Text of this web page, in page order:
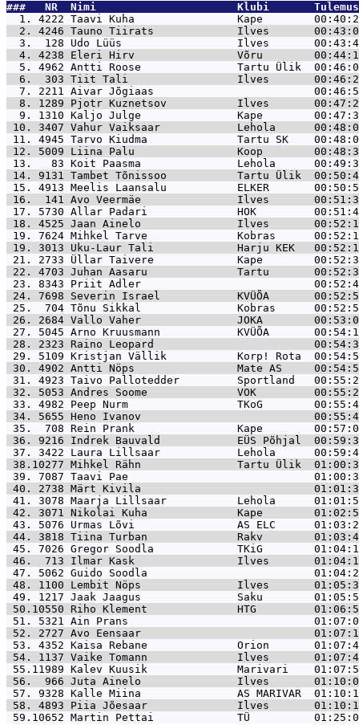
###   NR  Nimi                      Klubi
  1. 4222
Taavi Kuha                Kape
  2. 4246
Tauno Tiirats             Ilves
  3.  128
Udo Lüüs                  Ilves
  4. 4238
Eleri Hirv                Võru
  5. 4962
Antti Roose               Tartu Ülik
  6.  303
Tiit Tali                 Ilves
  7. 2211
Aivar Jõgiaas
  8. 1289
Pjotr Kuznetsov           Ilves
  9. 1310
Kaljo Julge               Kape
10. 3407 Vahur Vaiksaar            Lehola
11. 4945 Tarvo Kiudma              Tartu SK
12. 5009 Liina Palu                Koop
13.   83 Koit Paasma               Lehola
14. 9131 Tambet Tõnissoo           Tartu Ülik
15. 4913 Meelis Laansalu           ELKER
16.  141 Avo Veermäe               Ilves
17. 5730 Allar Padari              HOK
18. 4525 Jaan Ainelo               Ilves
19. 7624 Mihkel Tarve              Kobras
19. 3013 Uku-Laur Tali             Harju KEK
21. 2733 Üllar Taivere             Kape
22. 4703 Juhan Aasaru              Tartu
23. 8343 Priit Adler
24. 7698 Severin Israel            KVÜÕA
25.  704 Tõnu Sikkal               Kobras
26. 2684 Vallo Vaher               JOKA
27. 5045 Arno Kruusmann            KVÜÕA
28. 2323 Raino Leopard
29. 5109 Kristjan Vällik           Korp! Rota
30. 4902 Antti Nöps                Mate AS
31. 4923 Taivo Pallotedder         Sportland
32. 5053 Andres Soome              VOK
33. 4982 Peep Nurm                 TKoG
34. 5655 Heno Ivanov
35.  708 Rein Prank                Kape
36. 9216 Indrek Bauvald            EÜS Põhjal
37. 3422 Laura Lillsaar            Lehola
38.10277 Mihkel Rähn               Tartu Ülik
39. 7087 Taavi Pae
40. 2738 Märt Kivila
41. 3078 Maarja Lillsaar           Lehola
42. 3071 Nikolai Kuha              Kape
43. 5076 Urmas Lõvi                AS ELC
44. 3818 Tiina Turban              Rakv
45. 7026 Gregor Soodla             TKiG
46.  713 Ilmar Kask                Ilves
47. 5062 Guido Soodla
48. 1100 Lembit Nöps               Ilves
49. 1217 Jaak Jaagus               Saku
50.10550 Riho Klement              HTG
51. 5321 Ain Prans
52. 2727 Avo Eensaar
53. 4352 Kaisa Rebane              Orion
54. 1137 Vaike Tomann              Ilves
55.11989 Kalev Kuusik              Marivari
56.  966 Juta Ainelo               Ilves
57. 9328 Kalle Miina               AS MARIVAR
58. 4893 Piia Jõesaar              Ilves
59.10652 Martin Pettai             TÜ